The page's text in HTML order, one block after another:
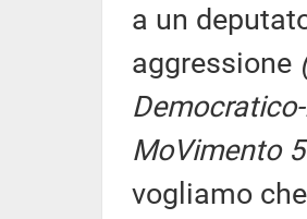
a un
aggressione
MoVimento
vogliamo